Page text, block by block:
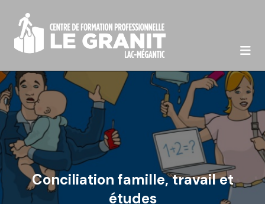

Conciliation famille, travail et
études